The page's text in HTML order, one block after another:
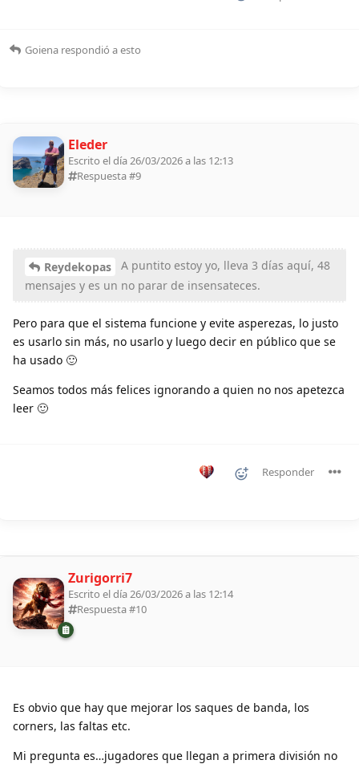
Goiena respondió a esto
Eleder
Escrito el día 26/03/2026 a las 12:13
Respuesta #9
Reydekopas
A puntito estoy yo, lleva 3 días aquí, 48
mensajes y es un no parar de insensateces.
Pero para que el sistema funcione y evite asperezas, lo justo
es usarlo sin más, no usarlo y luego decir en público que se
ha usado 🙂
Seamos todos más felices ignorando a quien no nos apetezca
leer 🙂
Responder
Zurigorri7
Escrito el día 26/03/2026 a las 12:14
Respuesta #10
Es obvio que hay que mejorar los saques de banda, los
corners, las faltas etc.
Mi pregunta es…jugadores que llegan a primera división no